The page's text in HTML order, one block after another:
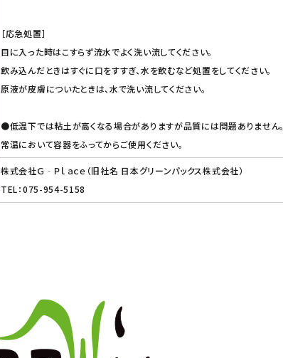
［応急処置］
目に入った時はこすらず流水でよく洗い流してください。
飲み込んだときはすぐに口をすすぎ、水を飲むなど処置をしてください。
原液が皮膚についたときは、水で洗い流してください。
●低温下では粘土が高くなる場合がありますが品質には問題ありません。
常温において容器をふってからご使用ください。
株式会社Ｇ‐Ｐｌａｃｅ（旧社名 日本グリーンパックス株式会社）
TEL：075-954-5158